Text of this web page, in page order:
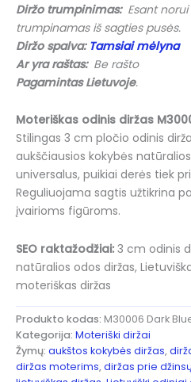
Diržo trumpinimas:Esant norui
trumpinamas iš sagties pusės.
Diržo spalva: Tamsiai mėlyna
Ar yra raštas:Be rašto
Pagamintas Lietuvoje.
Moteriškas odinis diržas
Stilingas 3 cm pločio odinis
aukščiausios kokybės
universalus, puikiai derės tiek
Reguliuojama sagtis užtikrina
įvairioms figūroms.
SEO raktažodžiai: 3 cm odinis
natūralios odos diržas,
moteriškas diržas
Produkto kodas: M30006 Dark
Kategorija: Moteriški diržai
Žymų: aukštos kokybės diržas,
diržas moterims,diržas prie džinsų